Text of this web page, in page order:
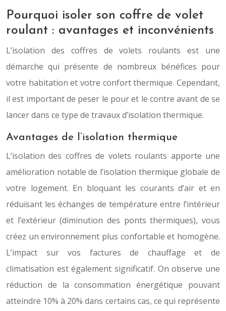
Pourquoi isoler son coffre de volet
roulant : avantages et inconvénients
L’isolation des coffres de volets roulants est une
démarche qui présente de nombreux bénéfices pour
votre habitation et votre confort thermique. Cependant,
il est important de peser le pour et le contre avant de se
lancer dans ce type de travaux d’isolation thermique.
Avantages de l’isolation thermique
L’isolation des coffres de volets roulants apporte une
amélioration notable de l’isolation thermique globale de
votre logement. En bloquant les courants d’air et en
réduisant les échanges de température entre l’intérieur
et l’extérieur (diminution des ponts thermiques), vous
créez un environnement plus confortable et homogène.
L’impact sur vos factures de chauffage et de
climatisation est également significatif. On observe une
réduction de la consommation énergétique pouvant
atteindre 10% à 20% dans certains cas, ce qui représente